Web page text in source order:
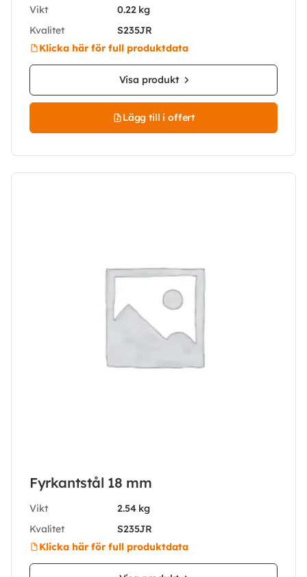
Vikt
0.22 kg
Kvalitet
S235JR
Klicka här för full produktdata
Visa produkt
Lägg till i offert
Fyrkantstål 18 mm
Vikt
2.54 kg
Kvalitet
S235JR
Klicka här för full produktdata